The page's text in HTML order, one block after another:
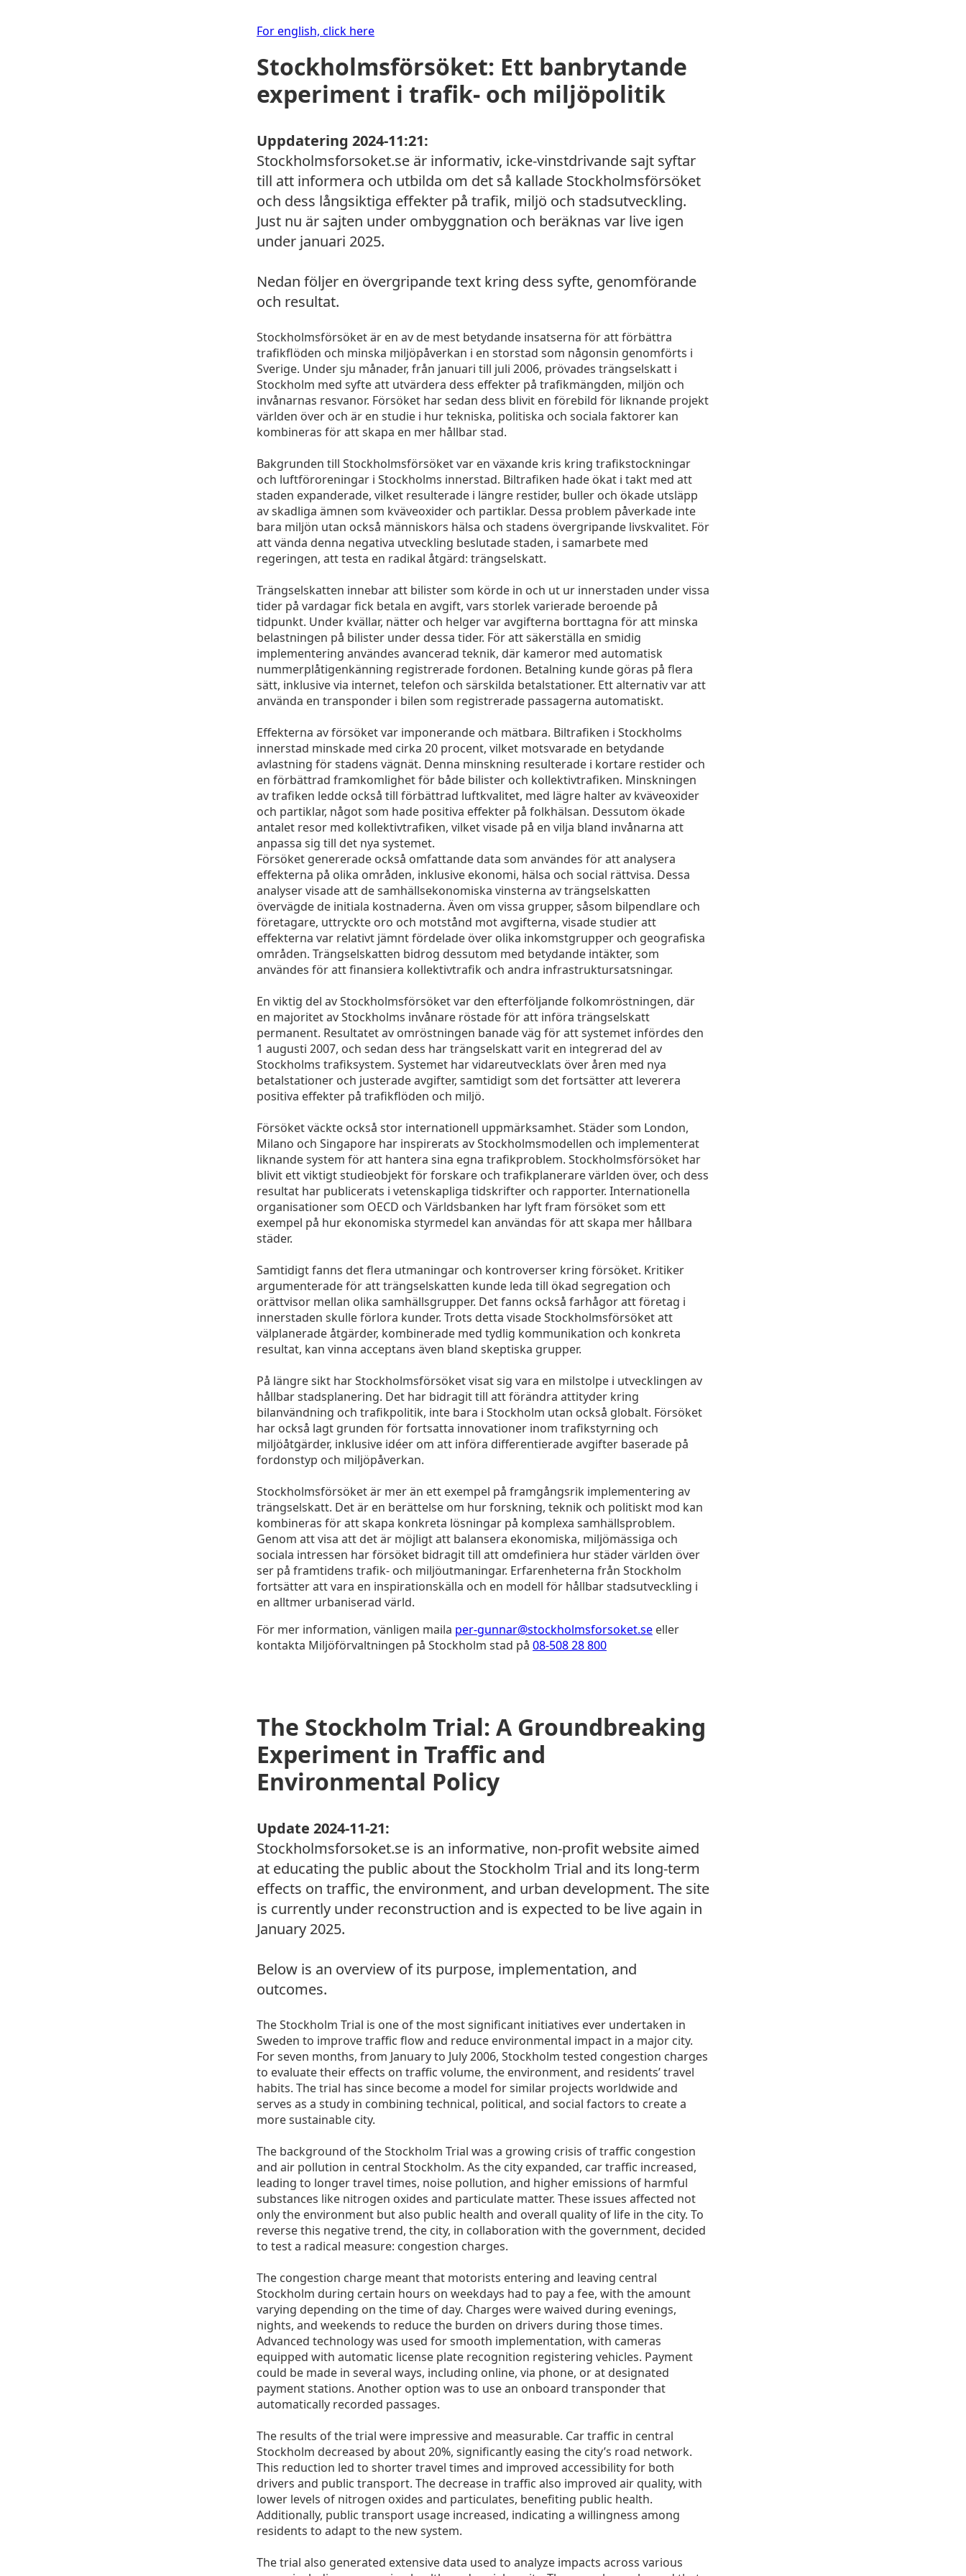
For english, click here
Stockholmsförsöket: Ett banbrytande
experiment i trafik- och miljöpolitik
Uppdatering 2024-11:21:
Stockholmsforsoket.se är informativ, icke-vinstdrivande sajt syftar
till att informera och utbilda om det så kallade Stockholmsförsöket
och dess långsiktiga effekter på trafik, miljö och stadsutveckling.
Just nu är sajten under ombyggnation och beräknas var live igen
under januari 2025.
Nedan följer en övergripande text kring dess syfte, genomförande
och resultat.
Stockholmsförsöket är en av de mest betydande insatserna för att förbättra
trafikflöden och minska miljöpåverkan i en storstad som någonsin genomförts i
Sverige. Under sju månader, från januari till juli 2006, prövades trängselskatt i
Stockholm med syfte att utvärdera dess effekter på trafikmängden, miljön och
invånarnas resvanor. Försöket har sedan dess blivit en förebild för liknande projekt
världen över och är en studie i hur tekniska, politiska och sociala faktorer kan
kombineras för att skapa en mer hållbar stad.
Bakgrunden till Stockholmsförsöket var en växande kris kring trafikstockningar
och luftföroreningar i Stockholms innerstad. Biltrafiken hade ökat i takt med att
staden expanderade, vilket resulterade i längre restider, buller och ökade utsläpp
av skadliga ämnen som kväveoxider och partiklar. Dessa problem påverkade inte
bara miljön utan också människors hälsa och stadens övergripande livskvalitet. För
att vända denna negativa utveckling beslutade staden, i samarbete med
regeringen, att testa en radikal åtgärd: trängselskatt.
Trängselskatten innebar att bilister som körde in och ut ur innerstaden under vissa
tider på vardagar fick betala en avgift, vars storlek varierade beroende på
tidpunkt. Under kvällar, nätter och helger var avgifterna borttagna för att minska
belastningen på bilister under dessa tider. För att säkerställa en smidig
implementering användes avancerad teknik, där kameror med automatisk
nummerplåtigenkänning registrerade fordonen. Betalning kunde göras på flera
sätt, inklusive via internet, telefon och särskilda betalstationer. Ett alternativ var att
använda en transponder i bilen som registrerade passagerna automatiskt.
Effekterna av försöket var imponerande och mätbara. Biltrafiken i Stockholms
innerstad minskade med cirka 20 procent, vilket motsvarade en betydande
avlastning för stadens vägnät. Denna minskning resulterade i kortare restider och
en förbättrad framkomlighet för både bilister och kollektivtrafiken. Minskningen
av trafiken ledde också till förbättrad luftkvalitet, med lägre halter av kväveoxider
och partiklar, något som hade positiva effekter på folkhälsan. Dessutom ökade
antalet resor med kollektivtrafiken, vilket visade på en vilja bland invånarna att
anpassa sig till det nya systemet.
Försöket genererade också omfattande data som användes för att analysera
effekterna på olika områden, inklusive ekonomi, hälsa och social rättvisa. Dessa
analyser visade att de samhällsekonomiska vinsterna av trängselskatten
övervägde de initiala kostnaderna. Även om vissa grupper, såsom bilpendlare och
företagare, uttryckte oro och motstånd mot avgifterna, visade studier att
effekterna var relativt jämnt fördelade över olika inkomstgrupper och geografiska
områden. Trängselskatten bidrog dessutom med betydande intäkter, som
användes för att finansiera kollektivtrafik och andra infrastruktursatsningar.
En viktig del av Stockholmsförsöket var den efterföljande folkomröstningen, där
en majoritet av Stockholms invånare röstade för att införa trängselskatt
permanent. Resultatet av omröstningen banade väg för att systemet infördes den
1 augusti 2007, och sedan dess har trängselskatt varit en integrerad del av
Stockholms trafiksystem. Systemet har vidareutvecklats över åren med nya
betalstationer och justerade avgifter, samtidigt som det fortsätter att leverera
positiva effekter på trafikflöden och miljö.
Försöket väckte också stor internationell uppmärksamhet. Städer som London,
Milano och Singapore har inspirerats av Stockholmsmodellen och implementerat
liknande system för att hantera sina egna trafikproblem. Stockholmsförsöket har
blivit ett viktigt studieobjekt för forskare och trafikplanerare världen över, och dess
resultat har publicerats i vetenskapliga tidskrifter och rapporter. Internationella
organisationer som OECD och Världsbanken har lyft fram försöket som ett
exempel på hur ekonomiska styrmedel kan användas för att skapa mer hållbara
städer.
Samtidigt fanns det flera utmaningar och kontroverser kring försöket. Kritiker
argumenterade för att trängselskatten kunde leda till ökad segregation och
orättvisor mellan olika samhällsgrupper. Det fanns också farhågor att företag i
innerstaden skulle förlora kunder. Trots detta visade Stockholmsförsöket att
välplanerade åtgärder, kombinerade med tydlig kommunikation och konkreta
resultat, kan vinna acceptans även bland skeptiska grupper.
På längre sikt har Stockholmsförsöket visat sig vara en milstolpe i utvecklingen av
hållbar stadsplanering. Det har bidragit till att förändra attityder kring
bilanvändning och trafikpolitik, inte bara i Stockholm utan också globalt. Försöket
har också lagt grunden för fortsatta innovationer inom trafikstyrning och
miljöåtgärder, inklusive idéer om att införa differentierade avgifter baserade på
fordonstyp och miljöpåverkan.
Stockholmsförsöket är mer än ett exempel på framgångsrik implementering av
trängselskatt. Det är en berättelse om hur forskning, teknik och politiskt mod kan
kombineras för att skapa konkreta lösningar på komplexa samhällsproblem.
Genom att visa att det är möjligt att balansera ekonomiska, miljömässiga och
sociala intressen har försöket bidragit till att omdefiniera hur städer världen över
ser på framtidens trafik- och miljöutmaningar. Erfarenheterna från Stockholm
fortsätter att vara en inspirationskälla och en modell för hållbar stadsutveckling i
en alltmer urbaniserad värld.
För mer information, vänligen maila per-gunnar@stockholmsforsoket.se eller
kontakta Miljöförvaltningen på Stockholm stad på 08-508 28 800
The Stockholm Trial: A Groundbreaking
Experiment in Traffic and
Environmental Policy
Update 2024-11-21:
Stockholmsforsoket.se is an informative, non-profit website aimed
at educating the public about the Stockholm Trial and its long-term
effects on traffic, the environment, and urban development. The site
is currently under reconstruction and is expected to be live again in
January 2025.
Below is an overview of its purpose, implementation, and
outcomes.
The Stockholm Trial is one of the most significant initiatives ever undertaken in
Sweden to improve traffic flow and reduce environmental impact in a major city.
For seven months, from January to July 2006, Stockholm tested congestion charges
to evaluate their effects on traffic volume, the environment, and residents’ travel
habits. The trial has since become a model for similar projects worldwide and
serves as a study in combining technical, political, and social factors to create a
more sustainable city.
The background of the Stockholm Trial was a growing crisis of traffic congestion
and air pollution in central Stockholm. As the city expanded, car traffic increased,
leading to longer travel times, noise pollution, and higher emissions of harmful
substances like nitrogen oxides and particulate matter. These issues affected not
only the environment but also public health and overall quality of life in the city. To
reverse this negative trend, the city, in collaboration with the government, decided
to test a radical measure: congestion charges.
The congestion charge meant that motorists entering and leaving central
Stockholm during certain hours on weekdays had to pay a fee, with the amount
varying depending on the time of day. Charges were waived during evenings,
nights, and weekends to reduce the burden on drivers during those times.
Advanced technology was used for smooth implementation, with cameras
equipped with automatic license plate recognition registering vehicles. Payment
could be made in several ways, including online, via phone, or at designated
payment stations. Another option was to use an onboard transponder that
automatically recorded passages.
The results of the trial were impressive and measurable. Car traffic in central
Stockholm decreased by about 20%, significantly easing the city’s road network.
This reduction led to shorter travel times and improved accessibility for both
drivers and public transport. The decrease in traffic also improved air quality, with
lower levels of nitrogen oxides and particulates, benefiting public health.
Additionally, public transport usage increased, indicating a willingness among
residents to adapt to the new system.
The trial also generated extensive data used to analyze impacts across various